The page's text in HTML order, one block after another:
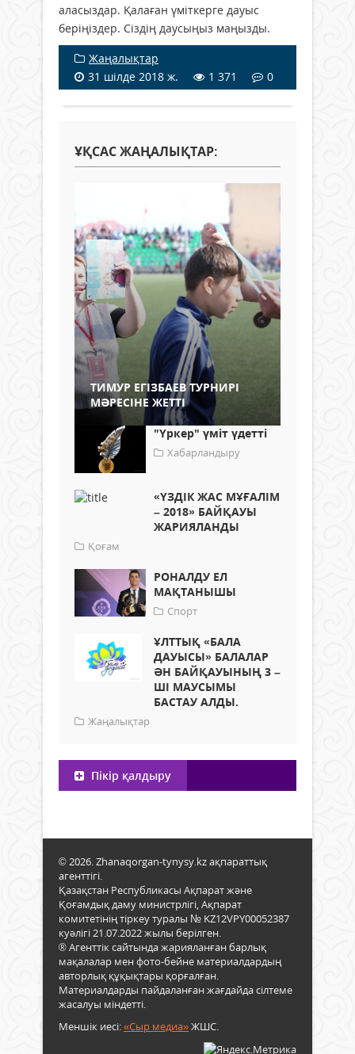
аласыздар. Қалаған үміткерге дауыс
беріңіздер. Сіздің даусыңыз маңызды.
Жаңалықтар
31 шілде 2018 ж.
1 371 0
ҰҚСАС ЖАҢАЛЫҚТАР:
ТИМУР ЕГІЗБАЕВ ТУРНИРІ
МӘРЕСІНЕ ЖЕТТІ
"Үркер" үміт үдетті
Хабарландыру
«ҮЗДІК ЖАС МҰҒАЛІМ
– 2018» БАЙҚАУЫ
ЖАРИЯЛАНДЫ
Қоғам
РОНАЛДУ ЕЛ
МАҚТАНЫШЫ
Спорт
ҰЛТТЫҚ «БАЛА
ДАУЫСЫ» БАЛАЛАР
ӘН БАЙҚАУЫНЫҢ 3 –
ШІ МАУСЫМЫ
БАСТАУ АЛДЫ.
Жаңалықтар
Пікір қалдыру
© 2026. Zhanaqorgan-tynysy.kz ақпараттық
агенттігі.
Қазақстан Республикасы Ақпарат және
Қоғамдық даму министрлігі, Ақпарат
комитетінің тіркеу туралы № KZ12VPY00052387
куәлігі 21.07.2022 жылы берілген.
® Агенттік сайтында жарияланған барлық
мақалалар мен фото-бейне материалдардың
авторлық құқықтары қорғалған.
Материалдарды пайдаланған жағдайда сілтеме
жасалуы міндетті.
Меншік иесі:«Сыр медиа»ЖШС.